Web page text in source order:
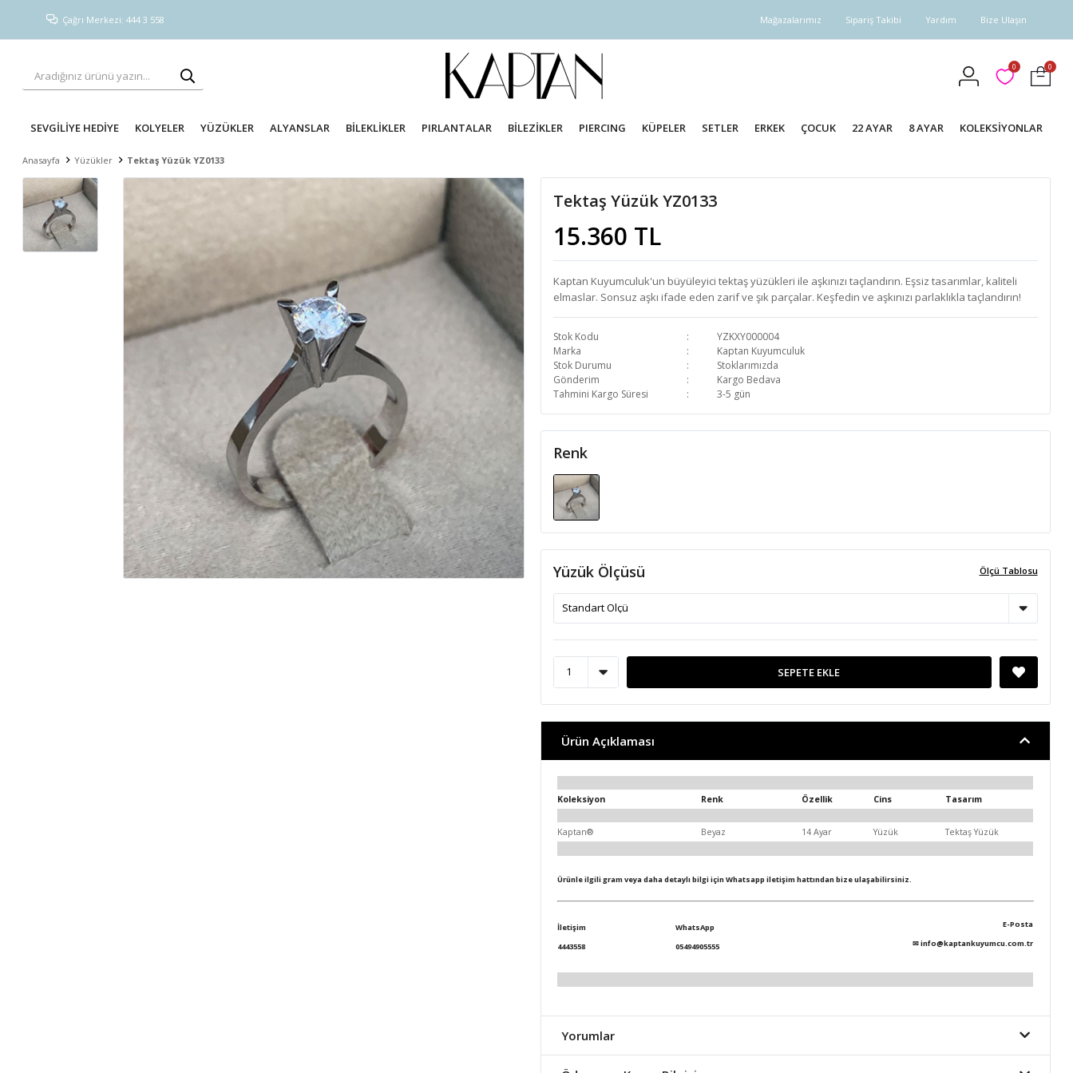
Çağrı Merkezi: 444 3 558 Mağazalarımız Sipariş Takibi Yardım Bize Ulaşın
0 0
SEVGİLİYE HEDİYE KOLYELER YÜZÜKLER ALYANSLAR BİLEKLİKLER PIRLANTALAR BİLEZİKLER PIERCING KÜPELER SETLER ERKEK ÇOCUK 22 AYAR 8 AYAR KOLEKSİYONLAR
Anasayfa Yüzükler Tektaş Yüzük YZ0133
Tektaş Yüzük YZ0133
15.360 TL
Kaptan Kuyumculuk'un büyüleyici tektaş yüzükleri ile aşkınızı taçlandırın. Eşsiz tasarımlar, kaliteli
elmaslar. Sonsuz aşkı ifade eden zarif ve şık parçalar. Keşfedin ve aşkınızı parlaklıkla taçlandırın!
Stok Kodu
YZKXY000004
Marka
Kaptan Kuyumculuk
Stok Durumu
Stoklarımızda
Gönderim
Kargo Bedava
Tahmini Kargo Süresi
3-5 gün
Renk
Ölçü Tablosu
Yüzük Ölçüsü
SEPETE EKLE
Ürün Açıklaması
Koleksiyon Renk Özellik Cins Tasarım
Kaptan® Beyaz 14 Ayar Yüzük Tektaş Yüzük
Ürünle ilgili gram veya daha detaylı bilgi için Whatsapp iletişim hattından bize ulaşabilirsiniz.
İletişim
4443558
WhatsApp
05494905555
E-Posta
✉info@kaptankuyumcu.com.tr
Yorumlar